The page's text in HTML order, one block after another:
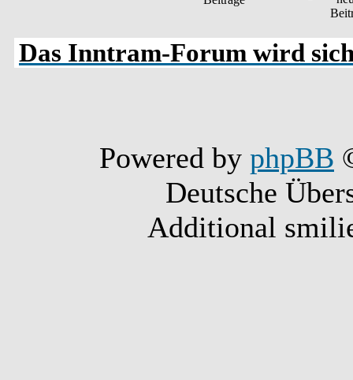
Das Inntram-Forum wird
Powered by phpBB
Deutsche
Additional